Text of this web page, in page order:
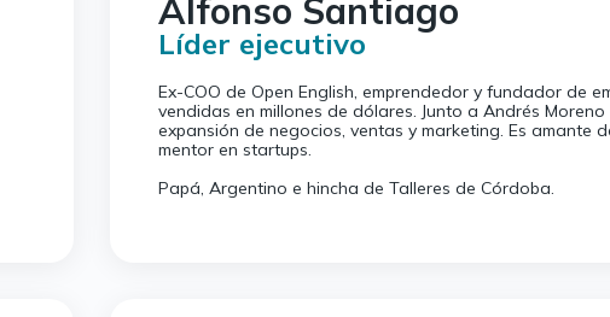
Alfonso Santiago
Líder ejecutivo
Ex-COO de Open English, emprendedor y fundador de
vendidas en millones de dólares. Junto a Andrés
expansión de negocios, ventas y marketing. Es amante
mentor en startups.
Papá, Argentino e hincha de Talleres de Córdoba.